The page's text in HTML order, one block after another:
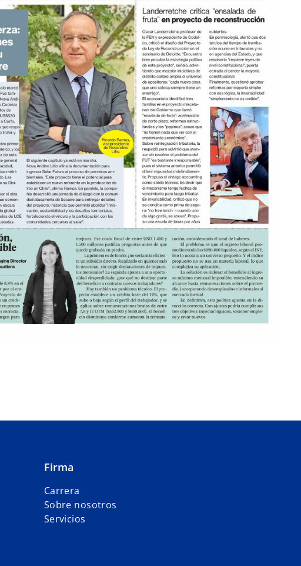
Firma
Carrera
Sobre nosotros
Servicios